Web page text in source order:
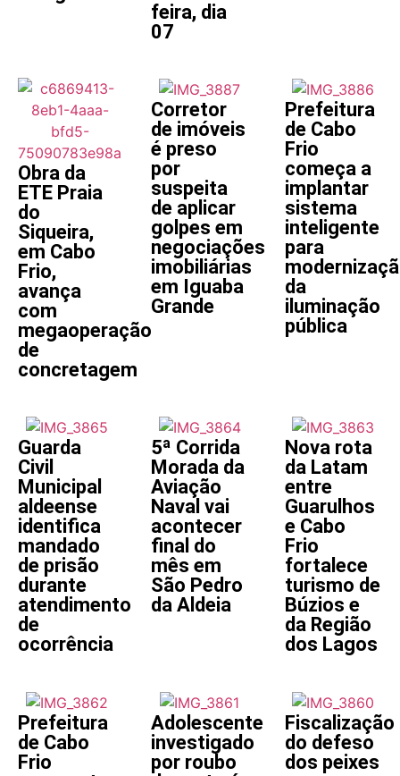
feira, dia
07
Obra da
ETE Praia
do
Siqueira,
em Cabo
Frio,
avança
com
megaoperação
de
concretagem
Corretor
de imóveis
é preso
por
suspeita
de aplicar
golpes em
negociações
imobiliárias
em Iguaba
Grande
Prefeitura
de Cabo
Frio
começa a
implantar
sistema
inteligente
para
da
iluminação
pública
Guarda
Civil
Municipal
aldeense
identifica
mandado
de prisão
durante
atendimento
de
ocorrência
5ª Corrida
Morada da
Aviação
Naval vai
acontecer
final do
mês em
São Pedro
da Aldeia
Nova rota
da Latam
entre
Guarulhos
e Cabo
Frio
fortalece
turismo de
Búzios e
da Região
dos Lagos
Prefeitura
de Cabo
Frio
Adolescente
investigado
por roubo
Fiscalização
do defeso
dos peixes